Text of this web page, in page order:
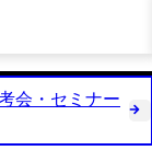
会・セミナー